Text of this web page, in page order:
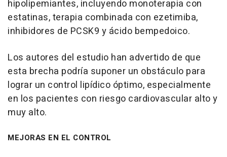
hipolipemiantes, incluyendo monoterapia con
estatinas, terapia combinada con ezetimiba,
inhibidores de PCSK9 y ácido bempedoico.
Los autores del estudio han advertido de que
esta brecha podría suponer un obstáculo para
lograr un control lipídico óptimo, especialmente
en los pacientes con riesgo cardiovascular alto y
muy alto.
MEJORAS EN EL CONTROL